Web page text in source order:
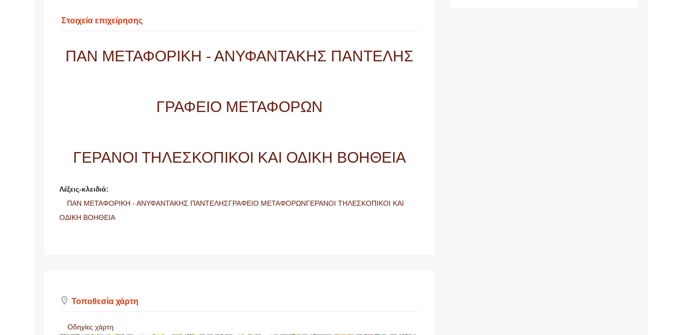
Στοιχεία επιχείρησης
ΠΑΝ ΜΕΤΑΦΟΡΙΚΗ - ΑΝΥΦΑΝΤΑΚΗΣ ΠΑΝΤΕΛΗΣ
ΓΡΑΦΕΙΟ ΜΕΤΑΦΟΡΩΝ
ΓΕΡΑΝΟΙ ΤΗΛΕΣΚΟΠΙΚΟΙ ΚΑΙ ΟΔΙΚΗ ΒΟΗΘΕΙΑ
Λέξεις-κλειδιά:
ΠΑΝ ΜΕΤΑΦΟΡΙΚΗ - ΑΝΥΦΑΝΤΑΚΗΣ ΠΑΝΤΕΛΗΣΓΡΑΦΕΙΟ ΜΕΤΑΦΟΡΩΝΓΕΡΑΝΟΙ ΤΗΛΕΣΚΟΠΙΚΟΙ ΚΑΙ
ΟΔΙΚΗ ΒΟΗΘΕΙΑ
Τοποθεσία χάρτη
Οδηγίες χάρτη